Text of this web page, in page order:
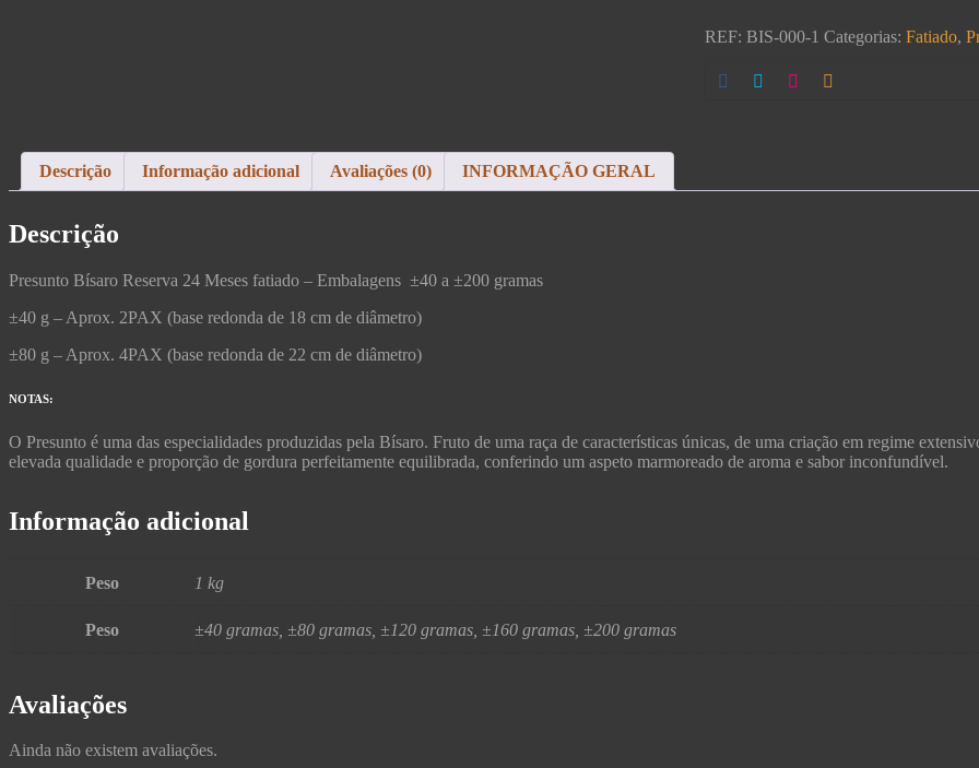
REF:BIS-000-1 Categorias:Fatiado,
Descrição Informação adicional Avaliações (0) INFORMAÇÃO GERAL
Descrição
Presunto Bísaro Reserva 24 Meses fatiado – Embalagens ±40 a ±200 gramas
±40 g – Aprox. 2PAX (base redonda de 18 cm de diâmetro)
±80 g – Aprox. 4PAX (base redonda de 22 cm de diâmetro)
NOTAS:
O Presunto é uma das especialidades produzidas pela Bísaro. Fruto de uma raça de características únicas, de uma criação em regime
elevada qualidade e proporção de gordura perfeitamente equilibrada, conferindo um aspeto marmoreado de aroma e sabor inconfundível.
Informação adicional
Peso 1 kg
Peso ±40 gramas, ±80 gramas, ±120 gramas, ±160 gramas, ±200 gramas
Avaliações
Ainda não existem avaliações.